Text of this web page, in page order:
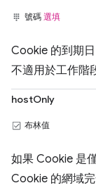
號碼 選填
Cookie 的到期日
不適用於工作階
hostOnly
布林值
如果 Cookie 是
Cookie 的網域完